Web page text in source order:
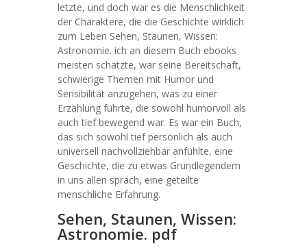
letzte, und doch war es die Menschlichkeit
der Charaktere, die die Geschichte wirklich
zum Leben Sehen, Staunen, Wissen:
Astronomie. ich an diesem Buch ebooks
meisten schätzte, war seine Bereitschaft,
schwierige Themen mit Humor und
Sensibilität anzugehen, was zu einer
Erzählung führte, die sowohl humorvoll als
auch tief bewegend war. Es war ein Buch,
das sich sowohl tief persönlich als auch
universell nachvollziehbar anfühlte, eine
Geschichte, die zu etwas Grundlegendem
in uns allen sprach, eine geteilte
menschliche Erfahrung.
Sehen, Staunen, Wissen:
Astronomie. pdf